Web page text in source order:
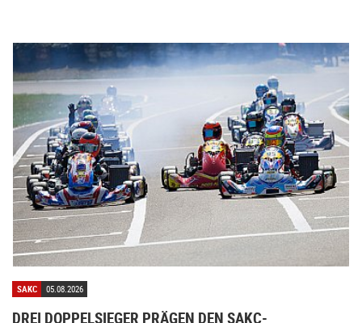
SAKC 05.08.2026
DREI DOPPELSIEGER PRÄGEN DEN SAKC-